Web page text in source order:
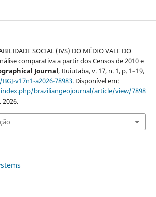
SOCIAL (IVS) DO MÉDIO VALE DO
comparativa a partir dos Censos de 2010 e
Journal, Ituiutaba, v. 17, n. 1, p. 1–19,
v17n1-a2026-78983. Disponível em:
braziliangeojournal/article/view/7898
2026.